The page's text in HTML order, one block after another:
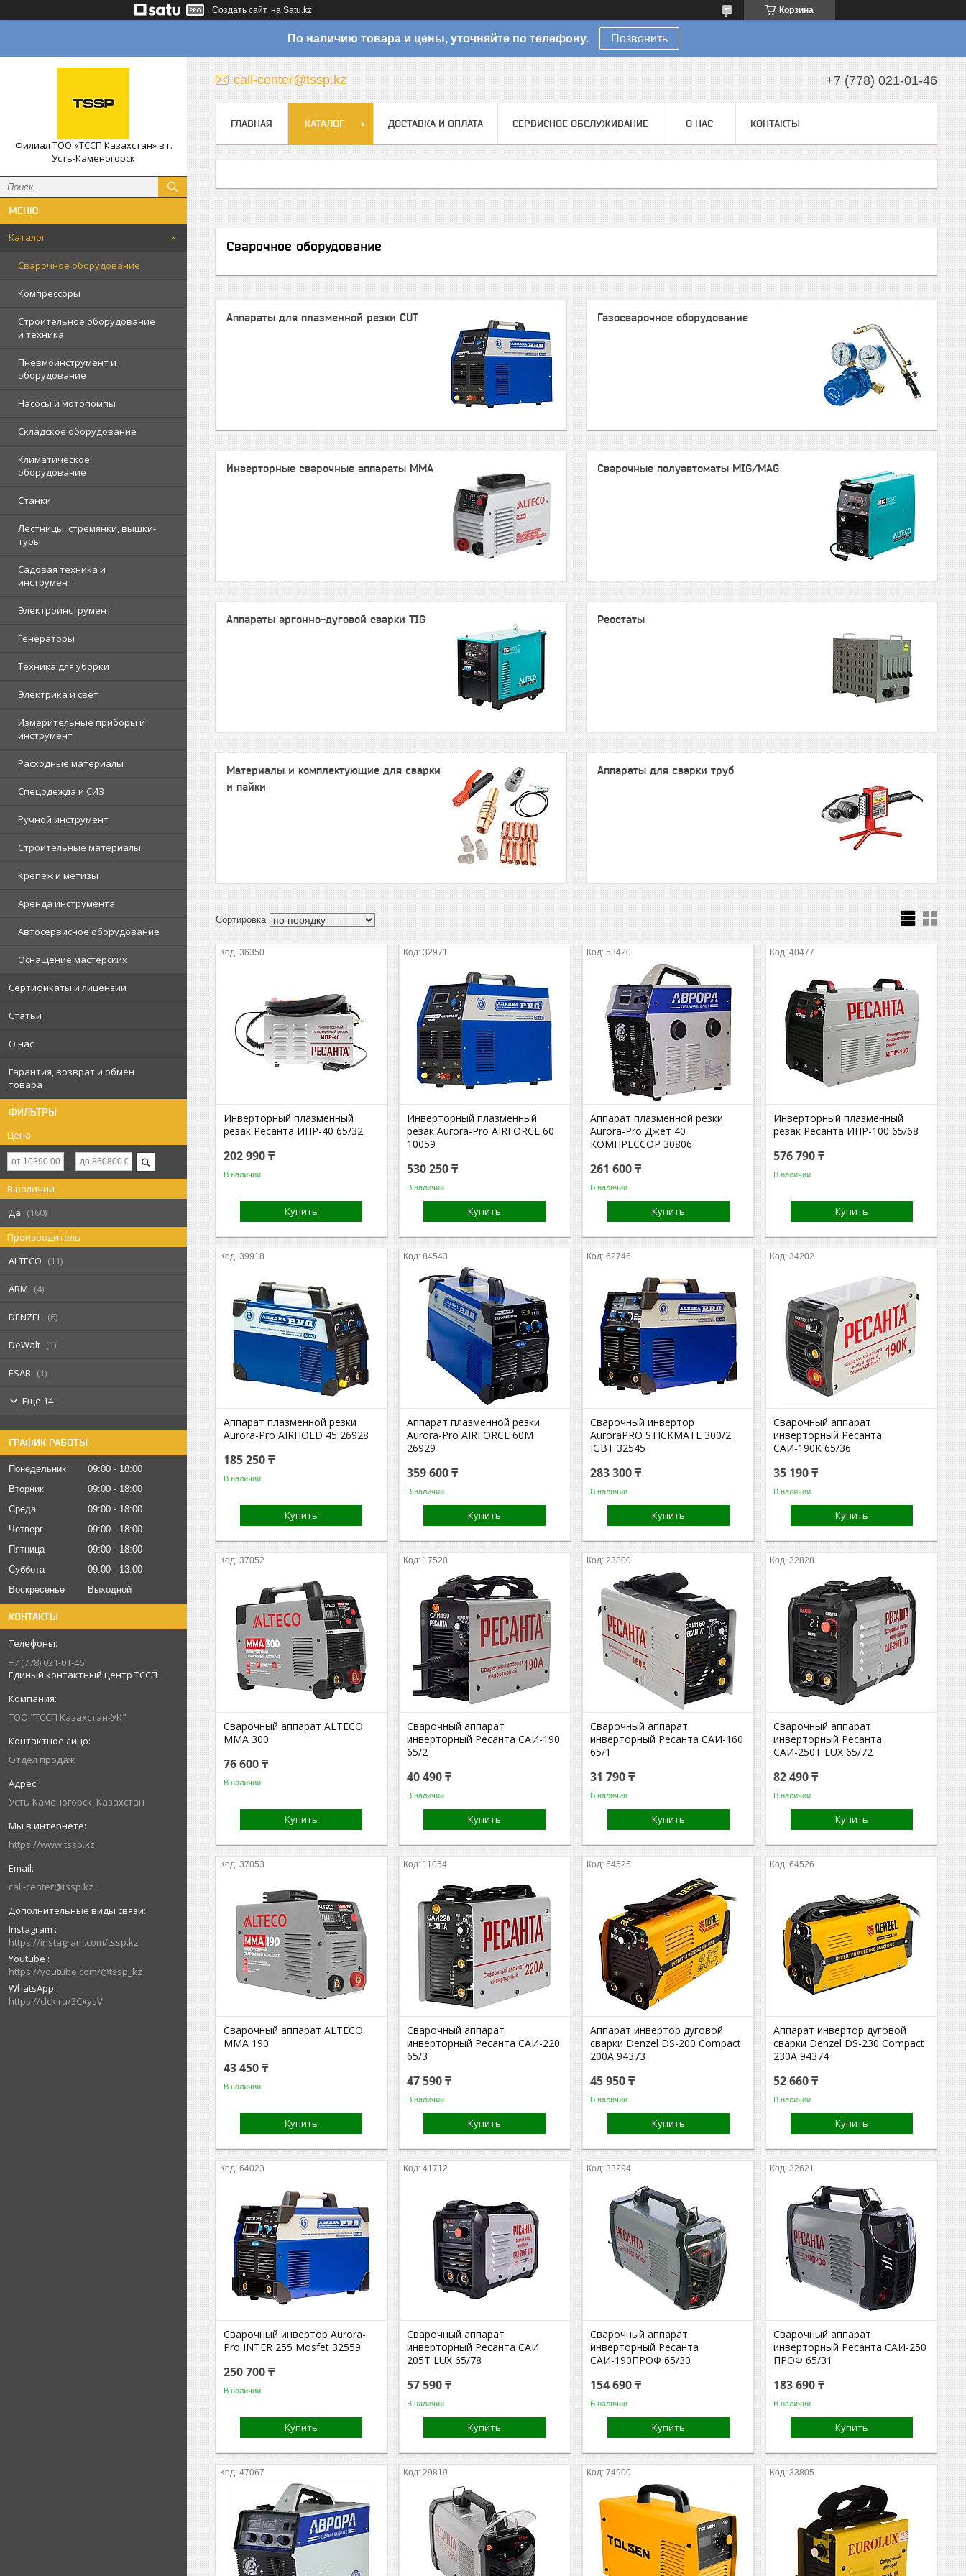
Создать сайт на Satu.kz Корзина
По наличию товара и цены, уточняйте по телефону. Позвонить
Филиал ТОО «ТССП Казахстан» в г.
Усть-Каменогорск
Каталог
Сварочное оборудование
Компрессоры
Строительное оборудование
и техника
Пневмоинструмент и
оборудование
Насосы и мотопомпы
Складское оборудование
Климатическое
оборудование
Станки
Лестницы, стремянки, вышки-
туры
Садовая техника и
инструмент
Электроинструмент
Генераторы
Техника для уборки
Электрика и свет
Измерительные приборы и
инструмент
Расходные материалы
Спецодежда и СИЗ
Ручной инструмент
Строительные материалы
Крепеж и метизы
Аренда инструмента
Автосервисное оборудование
Оснащение мастерских
Сертификаты и лицензии
Статьи
О нас
Гарантия, возврат и обмен
товара
ФИЛЬТРЫ
Цена
В наличии
Да
160
Производитель
ALTECO
11
ARM 4
DENZEL 6
DeWalt 1
ESAB 1
Еще 14
ГРАФИК РАБОТЫ
Понедельник 09:00
18:00
Вторник
09:00
18:00
Среда
09:00
18:00
Четверг
09:00
18:00
Пятница
09:00
18:00
Суббота
09:00
13:00
Воскресенье
Выходной
КОНТАКТЫ
+7 (778) 021-01-46
Единый контактный центр ТССП
ТОО "ТССП Казахстан-УК"
Отдел продаж
Усть-Каменогорск, Казахстан
https://www.tssp.kz
call-center@tssp.kz
Instagram
https://instagram.com/tssp.kz
Youtube
https://youtube.com/@tssp_kz
WhatsApp
https://clck.ru/3CxysV
call-center@tssp.kz +7 (778) 021-01-46
ГЛАВНАЯ КАТАЛОГ ДОСТАВКА И ОПЛАТА СЕРВИСНОЕ ОБСЛУЖИВАНИЕ О НАС КОНТАКТЫ
Сварочное оборудование
Аппараты для плазменной резки CUT Газосварочное оборудование
Инверторные сварочные аппараты ММА Сварочные полуавтоматы MIG/MAG
Аппараты аргонно-дуговой сварки TIG Реостаты
Материалы и комплектующие для сварки
и пайки
Аппараты для сварки труб
36350
Инверторный плазменный
резак Ресанта ИПР-40 65/32
202 990 ₸
В наличии
Купить
32971
Инверторный плазменный
резак Aurora-Pro AIRFORCE 60
10059
530 250 ₸
В наличии
Купить
53420
Аппарат плазменной резки
Aurora-Pro Джет 40
КОМПРЕССОР 30806
261 600 ₸
В наличии
Купить
40477
Инверторный плазменный
резак Ресанта ИПР-100 65/68
576 790 ₸
В наличии
Купить
39918
Аппарат плазменной резки
Aurora-Pro AIRHOLD 45 26928
185 250 ₸
В наличии
Купить
84543
Аппарат плазменной резки
Aurora-Pro AIRFORCE 60М
26929
359 600 ₸
В наличии
Купить
62746
Сварочный инвертор
AuroraPRO STICKMATE 300/2
IGBT 32545
283 300 ₸
В наличии
Купить
34202
Сварочный аппарат
инверторный Ресанта
САИ-190К 65/36
35 190 ₸
В наличии
Купить
37052
Сварочный аппарат ALTECO
MMA 300
76 600 ₸
В наличии
Купить
17520
Сварочный аппарат
инверторный Ресанта САИ-190
65/2
40 490 ₸
В наличии
Купить
23800
Сварочный аппарат
инверторный Ресанта САИ-160
65/1
31 790 ₸
В наличии
Купить
32828
Сварочный аппарат
инверторный Ресанта
САИ-250Т LUX 65/72
82 490 ₸
В наличии
Купить
37053
Сварочный аппарат ALTECO
MMA 190
43 450 ₸
В наличии
Купить
11054
Сварочный аппарат
инверторный Ресанта САИ-220
65/3
47 590 ₸
В наличии
Купить
64525
Аппарат инвертор дуговой
сварки Denzel DS-200 Compact
200А 94373
45 950 ₸
В наличии
Купить
64526
Аппарат инвертор дуговой
сварки Denzel DS-230 Compact
230А 94374
52 660 ₸
В наличии
Купить
64023
Сварочный инвертор Aurora-
Pro INTER 255 Mosfet 32559
250 700 ₸
В наличии
Купить
41712
Сварочный аппарат
инверторный Ресанта САИ
205Т LUX 65/78
57 590 ₸
В наличии
Купить
33294
Сварочный аппарат
инверторный Ресанта
САИ-190ПРОФ 65/30
154 690 ₸
В наличии
Купить
32621
Сварочный аппарат
инверторный Ресанта САИ-250
ПРОФ 65/31
183 690 ₸
В наличии
Купить
47067 29819 74900 33805